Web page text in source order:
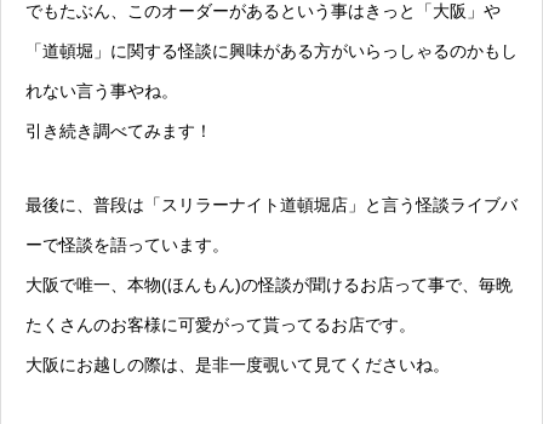
でもたぶん、このオーダーがあるという事はきっと「大阪」や
「道頓堀」に関する怪談に興味がある方がいらっしゃるのかもし
れない言う事やね。
引き続き調べてみます！
最後に、普段は「スリラーナイト道頓堀店」と言う怪談ライブバ
ーで怪談を語っています。
大阪で唯一、本物(ほんもん)の怪談が聞けるお店って事で、毎晩
たくさんのお客様に可愛がって貰ってるお店です。
大阪にお越しの際は、是非一度覗いて見てくださいね。